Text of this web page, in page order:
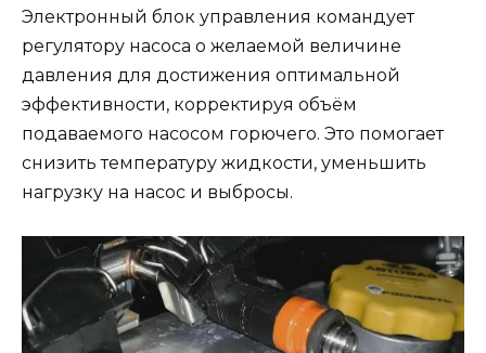
Электронный блок управления командует
регулятору насоса о желаемой величине
давления для достижения оптимальной
эффективности, корректируя объём
подаваемого насосом горючего. Это помогает
снизить температуру жидкости, уменьшить
нагрузку на насос и выбросы.